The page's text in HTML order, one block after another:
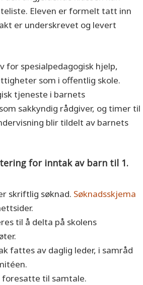
Eleven er formelt tatt inn
er underskrevet og levert
for spesialpedagogisk hjelp,
som i offentlig skole.
tjeneste i barnets
sakkyndig rådgiver, og timer til
blir tildelt av barnets
for inntak av barn til 1.
skriftlig søknad. Søknadsskjema
til å delta på skolens
fattes av daglig leder, i samråd
foresatte til samtale.